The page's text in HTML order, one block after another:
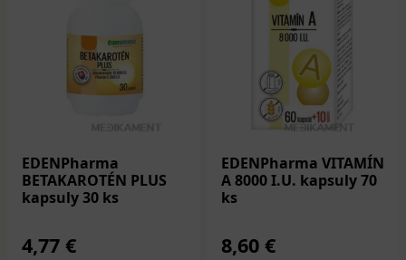
EDENPharma
BETAKAROTÉN PLUS
kapsuly 30 ks
4,77 €
EDENPharma VITAMÍN
A 8000 I.U. kapsuly 70
ks
8,60 €